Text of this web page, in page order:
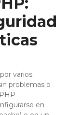
varios
problemas o
en